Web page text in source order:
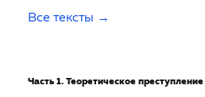
Все тексты
Часть 1. Теоретическое преступление